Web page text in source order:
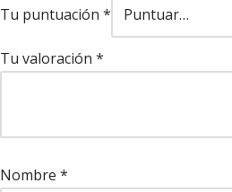
Tu puntuación *
Tu valoración *
Nombre *